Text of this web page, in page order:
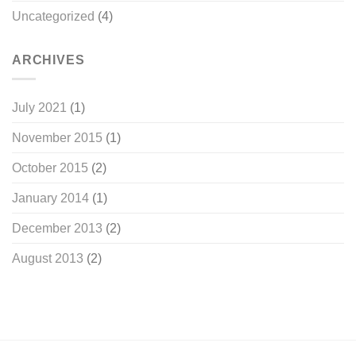
Uncategorized (4)
ARCHIVES
July 2021 (1)
November 2015 (1)
October 2015 (2)
January 2014 (1)
December 2013 (2)
August 2013 (2)